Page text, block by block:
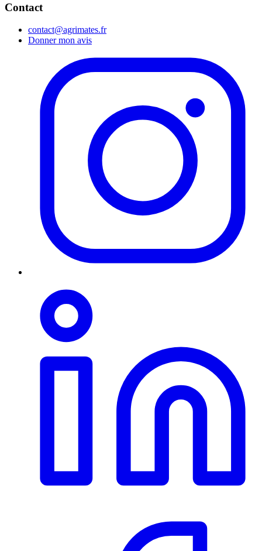
Contact
contact@agrimates.fr
Donner mon avis